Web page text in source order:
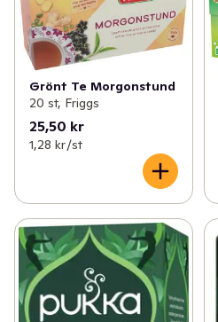
Grönt Te Morgonstund
20 st, Friggs
25,50 kr
1,28 kr /st